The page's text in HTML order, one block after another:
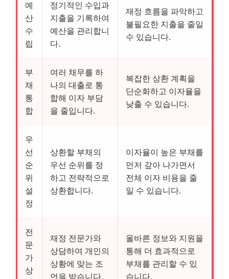
예
산
수
립
정기적인 수입과
지출을 기록하여
예산을 관리합니
다.
재정 흐름을 파악하고
불필요한 지출을 줄일
수 있습니다.
부
채
통
합
여러 채무를 하
나의 대출로 통
합해 이자 부담
을 줄입니다.
복잡한 상환 계획을
단순화하고 이자율을
낮출 수 있습니다.
우
선
순
위
설
정
상환할 부채의
우선 순위를 정
하고 전략적으로
상환합니다.
이자율이 높은 부채를
먼저 갚아 나가면서
전체 이자 비용을 줄
일 수 있습니다.
전
문
가
상
재정 전문가와
상담하여 개인의
상황에 맞는 조
언을 받습니다.
올바른 정보와 지원을
통해 더 효과적으로
부채를 관리할 수 있
습니다.